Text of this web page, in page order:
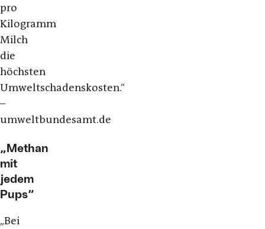
pro
Kilogramm
Milch
die
höchsten
Umweltschadenskosten.“
–
umweltbundesamt.de
„Methan
mit
jedem
Pups“
„Bei